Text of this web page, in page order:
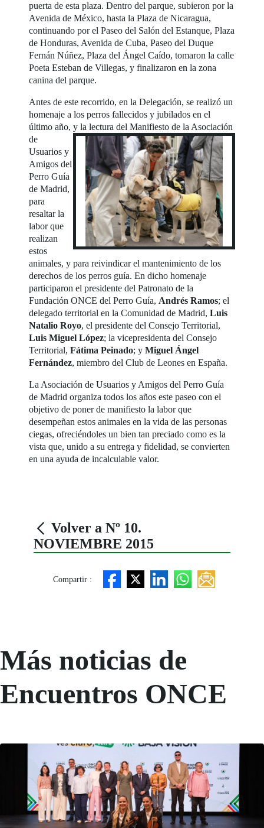
puerta de esta plaza. Dentro del parque, subieron por la
Avenida de México, hasta la Plaza de Nicaragua,
continuando por el Paseo del Salón del Estanque, Plaza
de Honduras, Avenida de Cuba, Paseo del Duque
Fernán Núñez, Plaza del Ángel Caído, tomaron la calle
Poeta Esteban de Villegas, y finalizaron en la zona
canina del parque.
Antes de este recorrido, en la Delegación, se realizó un
homenaje a los perros fallecidos y jubilados en el
último año, y la lectura del Manifiesto de la Asociación
de
Usuarios y
Amigos del
Perro Guía
de Madrid,
para
resaltar la
labor que
realizan
estos
animales, y para reivindicar el mantenimiento de los
derechos de los perros guía. En dicho homenaje
participaron el presidente del Patronato de la
Fundación ONCE del Perro Guía,Andrés Ramos; el
delegado territorial en la Comunidad de Madrid,Luis
Natalio Royo, el presidente del Consejo Territorial,
Luis Miguel López; la vicepresidenta del Consejo
Territorial,Fátima Peinado; yMiguel Ángel
Fernández, miembro del Club de Leones en España.
La Asociación de Usuarios y Amigos del Perro Guía
de Madrid organiza todos los años este paseo con el
objetivo de poner de manifiesto la labor que
desempeñan estos animales en la vida de las personas
ciegas, ofreciéndoles un bien tan preciado como es la
vista que, unido a su entrega y fidelidad, se convierten
en una ayuda de incalculable valor.
Volver a Nº 10.
NOVIEMBRE 2015
Compartir :
Más noticias de
Encuentros ONCE